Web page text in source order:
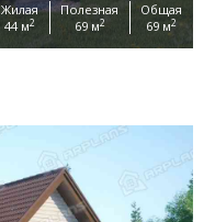
Жилая
44 м2
Полезная
69 м2
Общая
69 м2